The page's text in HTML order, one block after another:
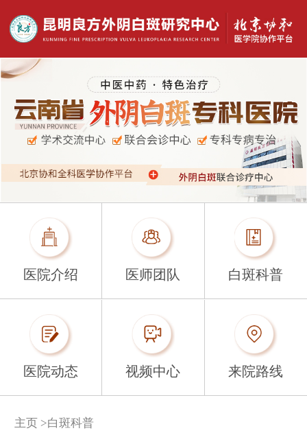
医院介绍 医师团队 白斑科普
医院动态 视频中心 来院路线
主页 >白斑科普